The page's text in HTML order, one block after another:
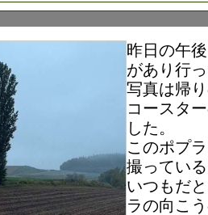
昨日の午
があり行
写真は帰
コースタ
した。
このポプ
撮ってい
いつもだ
ラの向こ